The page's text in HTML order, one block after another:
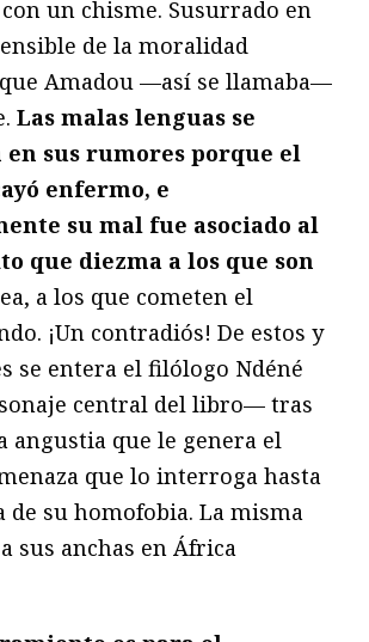
un chisme. Susurrado en
de la moralidad
Amadou —así se llamaba—
Las malas lenguas se
sus rumores porque el
enfermo, e
su mal fue asociado al
que diezma a los que son
a los que cometen el
¡Un contradiós! De estos y
se entera el filólogo Ndéné
central del libro— tras
angustia que le genera el
que lo interroga hasta
de su homofobia. La misma
sus anchas en África